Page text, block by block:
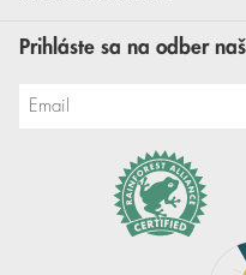
Prihláste sa na odber